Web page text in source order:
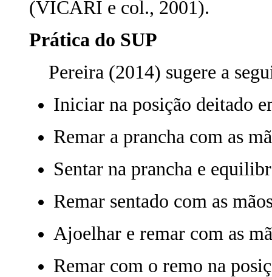
(VICARI e col., 2001).
Prática do SUP
Pereira (2014) sugere a
Iniciar na posição deitado
Remar a prancha com as
Sentar na prancha e
Remar sentado com as
Ajoelhar e remar com as
Remar com o remo na